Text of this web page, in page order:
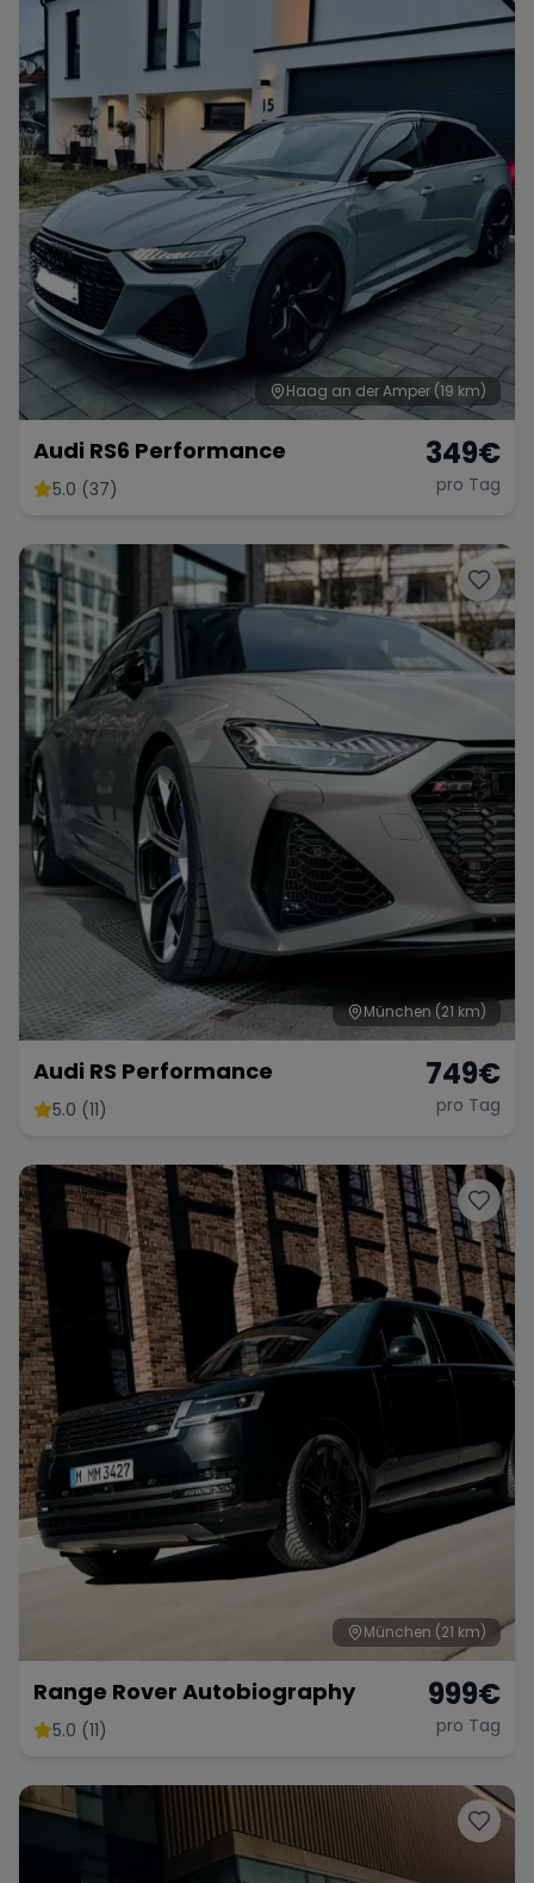
Haag an der Amper (19 km)
Audi RS6 Performance
5.0 (37)
349€
pro Tag
München (21 km)
Audi RS Performance
5.0 (11)
749€
pro Tag
München (21 km)
Range Rover Autobiography
5.0 (11)
999€
pro Tag